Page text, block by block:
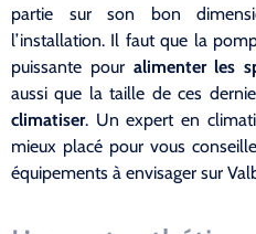
partie sur son bon
l’installation. Il faut que la
puissante pour alimenter les
aussi que la taille de ces
climatiser. Un expert en
mieux placé pour vous
équipements à envisager sur